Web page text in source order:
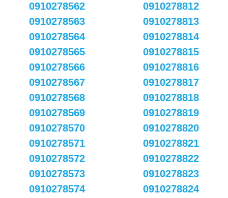
0910278562
0910278563
0910278564
0910278565
0910278566
0910278567
0910278568
0910278569
0910278570
0910278571
0910278572
0910278573
0910278574
0910278812
0910278813
0910278814
0910278815
0910278816
0910278817
0910278818
0910278819
0910278820
0910278821
0910278822
0910278823
0910278824